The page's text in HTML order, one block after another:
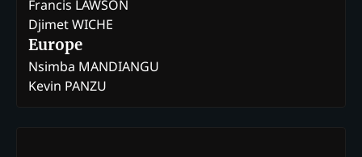
Francis LAWSON
Djimet WICHE
Europe
Nsimba MANDIANGU
Kevin PANZU